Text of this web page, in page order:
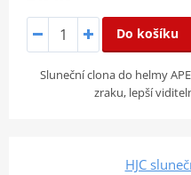
Do košíku
Sluneční clona do helmy
zraku, lepší
HJC